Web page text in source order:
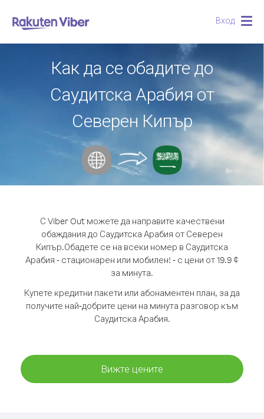
Вход
Как да се обадите до
Саудитска Арабия от
Северен Кипър
С Viber Out можете да направите качествени
обаждания до Саудитска Арабия от Северен
Кипър.Обадете се на всеки номер в Саудитска
Арабия - стационарен или мобилен! - с цени от 19.9 ¢
за минута.
Купете кредитни пакети или абонаментен план, за да
получите най-добрите цени на минута разговор към
Саудитска Арабия.
Вижте цените